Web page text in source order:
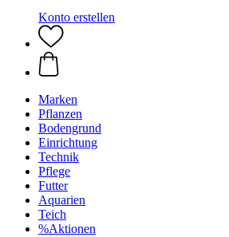
Konto erstellen
Marken
Pflanzen
Bodengrund
Einrichtung
Technik
Pflege
Futter
Aquarien
Teich
%Aktionen